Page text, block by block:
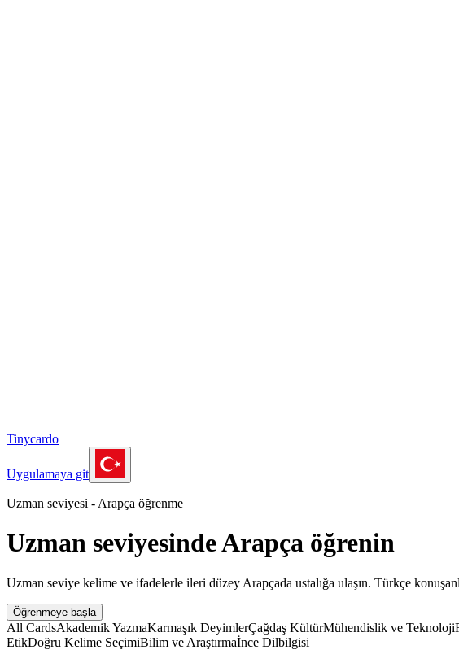
Tinycardo
Uygulamaya git
Uzman seviyesi - Arapça öğrenme
Uzman seviyesinde Arapça öğrenin
Uzman seviye kelime ve ifadelerle ileri düzey Arapçada ustalığa ulaşın. Türkçe
Öğrenmeye başla
All CardsAkademik YazmaKarmaşık DeyimlerÇağdaş KültürMühendislik ve Teknoloji
EtikDoğru Kelime SeçimiBilim ve Araştırmaİnce Dilbilgisi